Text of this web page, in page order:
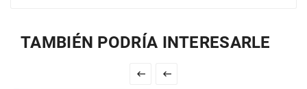
TAMBIÉN PODRÍA INTERESARLE
 